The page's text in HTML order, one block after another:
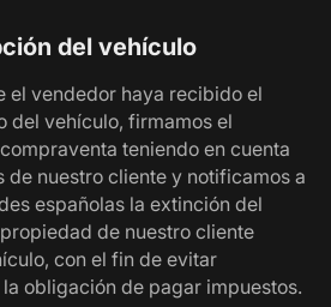
del vehículo
el vendedor haya recibido el
del vehículo, firmamos el
teniendo en cuenta
de nuestro cliente y notificamos a
españolas la extinción del
de nuestro cliente
con el fin de evitar
obligación de pagar impuestos.